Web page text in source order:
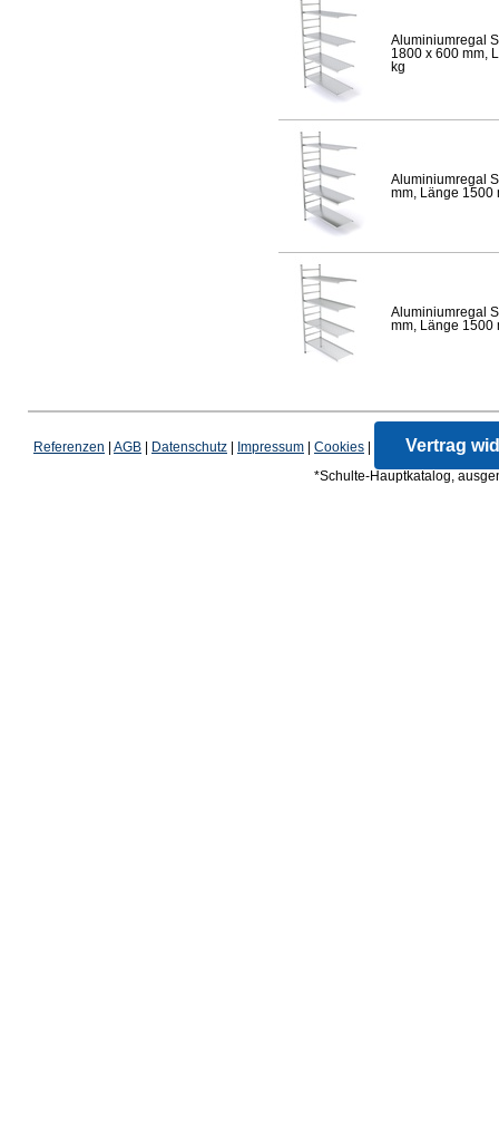
Aluminiumregal
1800 x 600 mm,
kg
Aluminiumregal
mm, Länge 1500
Aluminiumregal
mm, Länge 1500
Referenzen AGB Datenschutz Impressum Cookies Vertrag
*Schulte-Hauptkatalog,